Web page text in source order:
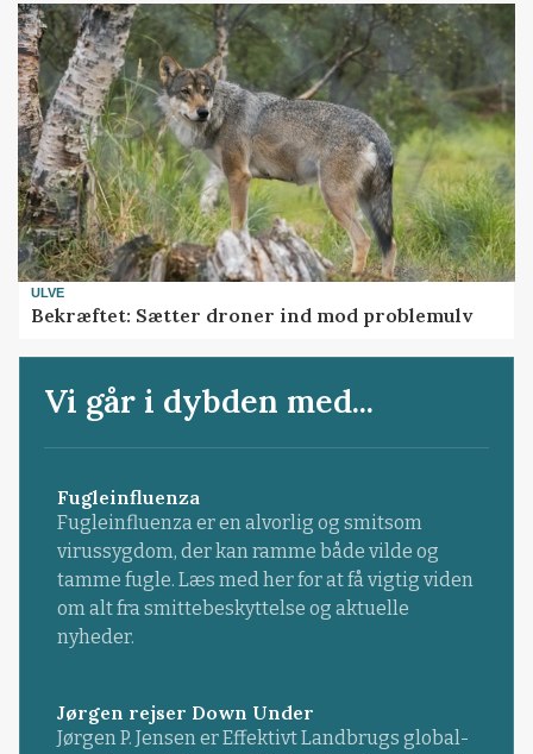
ULVE
Bekræftet: Sætter droner ind mod problemulv
Vi går i dybden med...
Fugleinfluenza
Fugleinfluenza er en alvorlig og smitsom
virussygdom, der kan ramme både vilde og
tamme fugle. Læs med her for at få vigtig viden
om alt fra smittebeskyttelse og aktuelle
nyheder.
Jørgen rejser Down Under
Jørgen P. Jensen er Effektivt Landbrugs global-